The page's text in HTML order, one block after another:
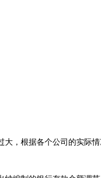
，根据各个公司的实际